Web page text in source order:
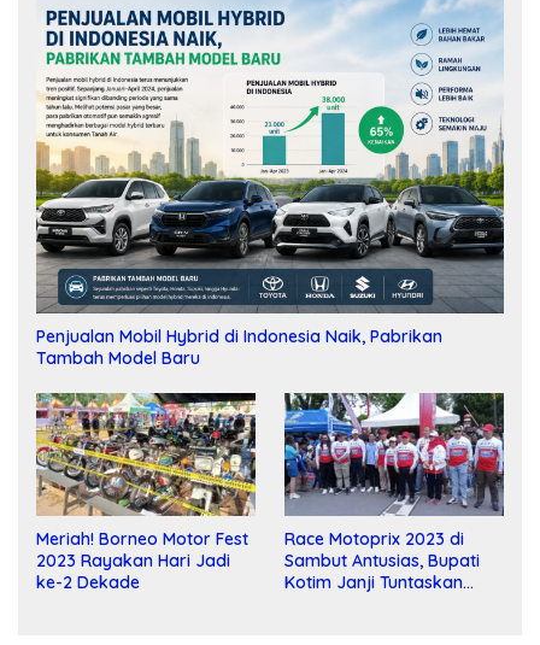
Penjualan Mobil Hybrid di Indonesia Naik, Pabrikan
Tambah Model Baru
Meriah! Borneo Motor Fest
2023 Rayakan Hari Jadi
ke-2 Dekade
Race Motoprix 2023 di
Sambut Antusias, Bupati
Kotim Janji Tuntaskan